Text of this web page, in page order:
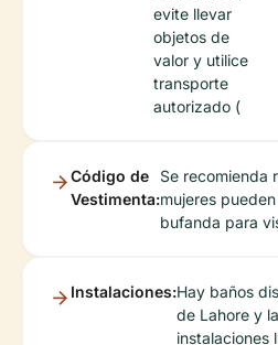
evite llevar
objetos de
valor y utilice
transporte
autorizado (
Código de
Vestimenta:
Se recomienda
mujeres
bufanda para
Instalaciones:Hay baños
de Lahore y
instalaciones